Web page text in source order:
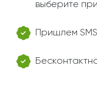
выберите
Пришлем